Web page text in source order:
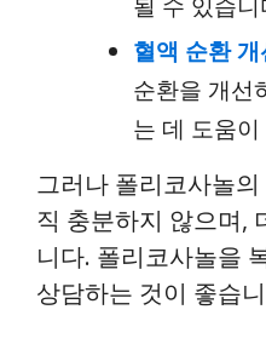
혈액 순환 개
순환을 개선
는 데 도움
그러나 폴리코사놀
직 충분하지 않으며,
니다. 폴리코사놀을
상담하는 것이 좋습